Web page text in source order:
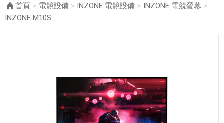
首頁 電競設備 INZONE 電競設備
INZONE 電競螢幕
目前頁面：
INZONE M10S